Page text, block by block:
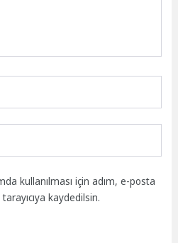
kullanılması için adım, e-posta
kaydedilsin.